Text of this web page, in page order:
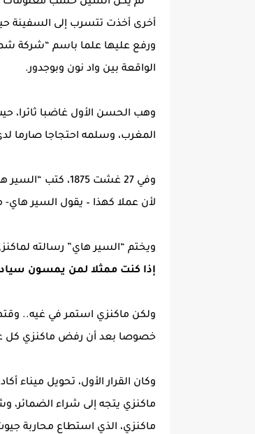
ورفع عليها علما باسم “شركة
الواقعة بين واد نون وبوجدور.
وهب الحسن الأول غاضبا ثائرا،
المغرب، وسلمه احتجاجا صارما
وفي 27 غشت 1875،
لأن عملا كهذا – يقول السير
ويختم “السير هاي” رسالته
إذا كنت ممثلا لمن يمسون
ولكن ماكنزي استمر في غيه..
خصوصا بعد أن رفض ماكنزي كل
وكان القرار الأول، تحويل ميناء
ماكنزي يتجه إلى شراء الضمائر،